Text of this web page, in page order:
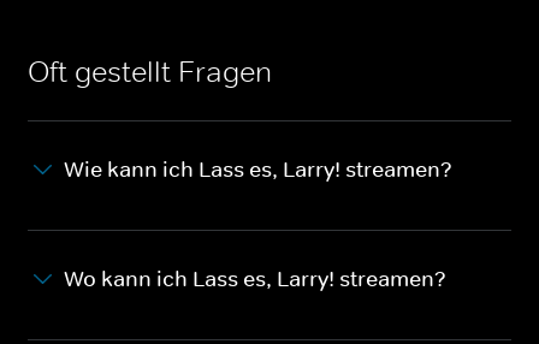
Oft gestellt Fragen
Wie kann ich Lass es, Larry! streamen?
Wo kann ich Lass es, Larry! streamen?